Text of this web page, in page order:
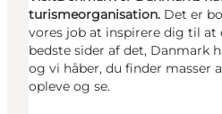
turismeorganisation. Det er
vores job at inspirere dig til at
bedste sider af det, Danmark
og vi håber, du finder masser
opleve og se.